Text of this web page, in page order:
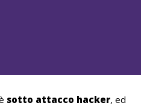
sotto attacco hacker, ed